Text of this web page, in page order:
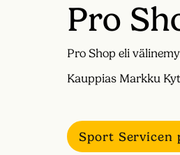
Pro
Pro Shop eli
Kauppias Markku
Sport Servicen